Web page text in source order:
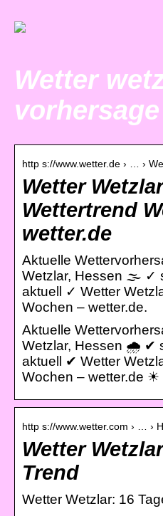
Wetter
vorhersage
http s://www.wetter.de › … ›
Wetter
Wettertrend
wetter.de
Aktuelle
Wetzlar, Hessen 🌫️ ✓
aktuell ✓ Wetter
Wochen – wetter.de.
Aktuelle
Wetzlar, Hessen 🌧️ ✔
aktuell ✔ Wetter
Wochen – wetter.de ☀
http s://www.wetter.com › … ›
Wetter
Trend
Wetter Wetzlar: 16